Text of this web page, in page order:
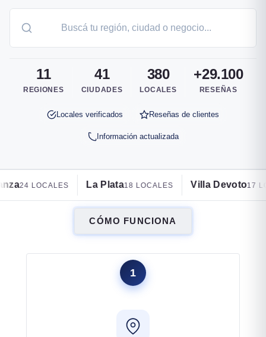
11
REGIONES
41
CIUDADES
380
LOCALES
+29.100
RESEÑAS
Locales verificados Reseñas de clientes
Información actualizada
La Plata18 LOCALES Villa Devoto17 LOCALES
CÓMO FUNCIONA
1